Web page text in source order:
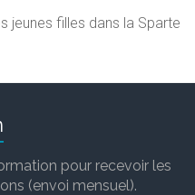
jeunes filles dans la Sparte
pour recevoir les
(envoi mensuel).